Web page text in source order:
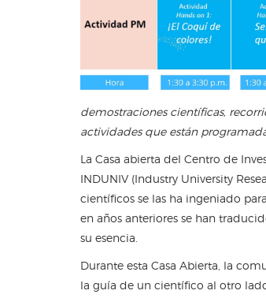
demostraciones científicas,
actividades que están
La Casa abierta del Centro de
INDUNIV (Industry University
científicos se las ha ingeniado
en años anteriores se han
su esencia.
Durante esta Casa Abierta, la
la guía de un científico al otro